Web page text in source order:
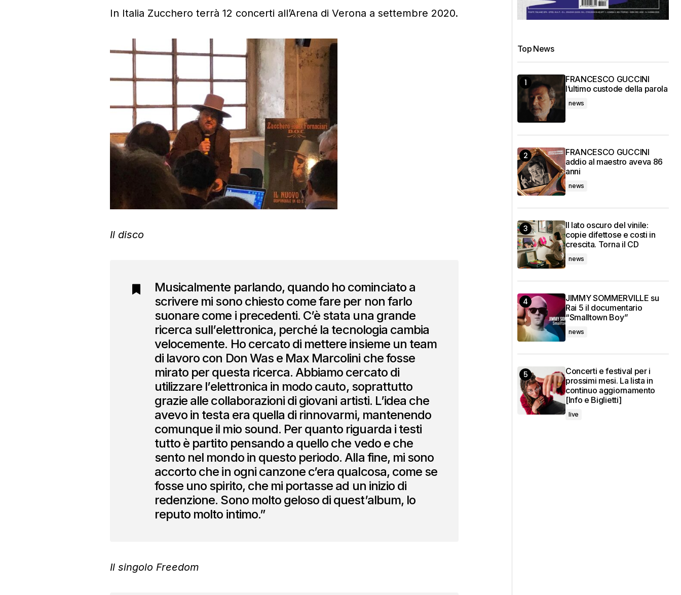
In Italia Zucchero terrà 12 concerti all’Arena di Verona a settembre 2020.
Il disco
Musicalmente parlando, quando ho cominciato a
scrivere mi sono chiesto come fare per non farlo
suonare come i precedenti. C’è stata una grande
ricerca sull’elettronica, perché la tecnologia cambia
velocemente. Ho cercato di mettere insieme un team
di lavoro con Don Was e Max Marcolini che fosse
mirato per questa ricerca. Abbiamo cercato di
utilizzare l’elettronica in modo cauto, soprattutto
grazie alle collaborazioni di giovani artisti. L’idea che
avevo in testa era quella di rinnovarmi, mantenendo
comunque il mio sound. Per quanto riguarda i testi
tutto è partito pensando a quello che vedo e che
sento nel mondo in questo periodo. Alla fine, mi sono
accorto che in ogni canzone c’era qualcosa, come se
fosse uno spirito, che mi portasse ad un inizio di
redenzione. Sono molto geloso di quest’album, lo
reputo molto intimo.”
Il singolo Freedom
Top News
FRANCESCO GUCCINI
l’ultimo custode della parola
news
FRANCESCO GUCCINI
addio al maestro aveva 86
anni
news
Il lato oscuro del vinile:
copie difettose e costi in
crescita. Torna il CD
news
JIMMY SOMMERVILLE su
Rai 5 il documentario
“Smalltown Boy”
news
Concerti e festival per i
prossimi mesi. La lista in
continuo aggiornamento
[Info e Biglietti]
live